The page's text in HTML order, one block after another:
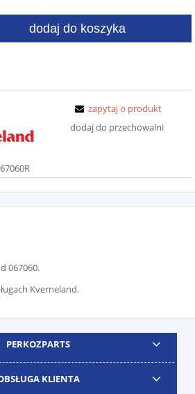
dodaj do koszyka
zapytaj o produkt
dodaj do przechowalni
067060.
Kverneland.
PERKOZPARTS
KLIENTA